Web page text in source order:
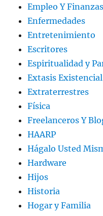
Empleo Y Finanzas
Enfermedades
Entretenimiento
Escritores
Espiritualidad y
Extasis Existencial
Extraterrestres
Física
Freelanceros Y
HAARP
Hágalo Usted
Hardware
Hijos
Historia
Hogar y Familia